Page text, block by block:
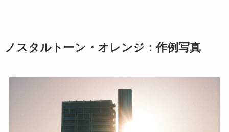
ノスタルトーン・オレンジ：作例写真